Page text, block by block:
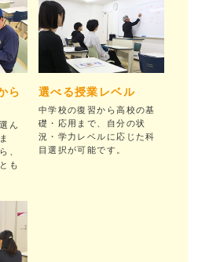
ら
ん
、
も
選べる授業レベル
中学校の復習から高校の基
礎・応用まで、自分の状
況・学力レベルに応じた科
目選択が可能です。